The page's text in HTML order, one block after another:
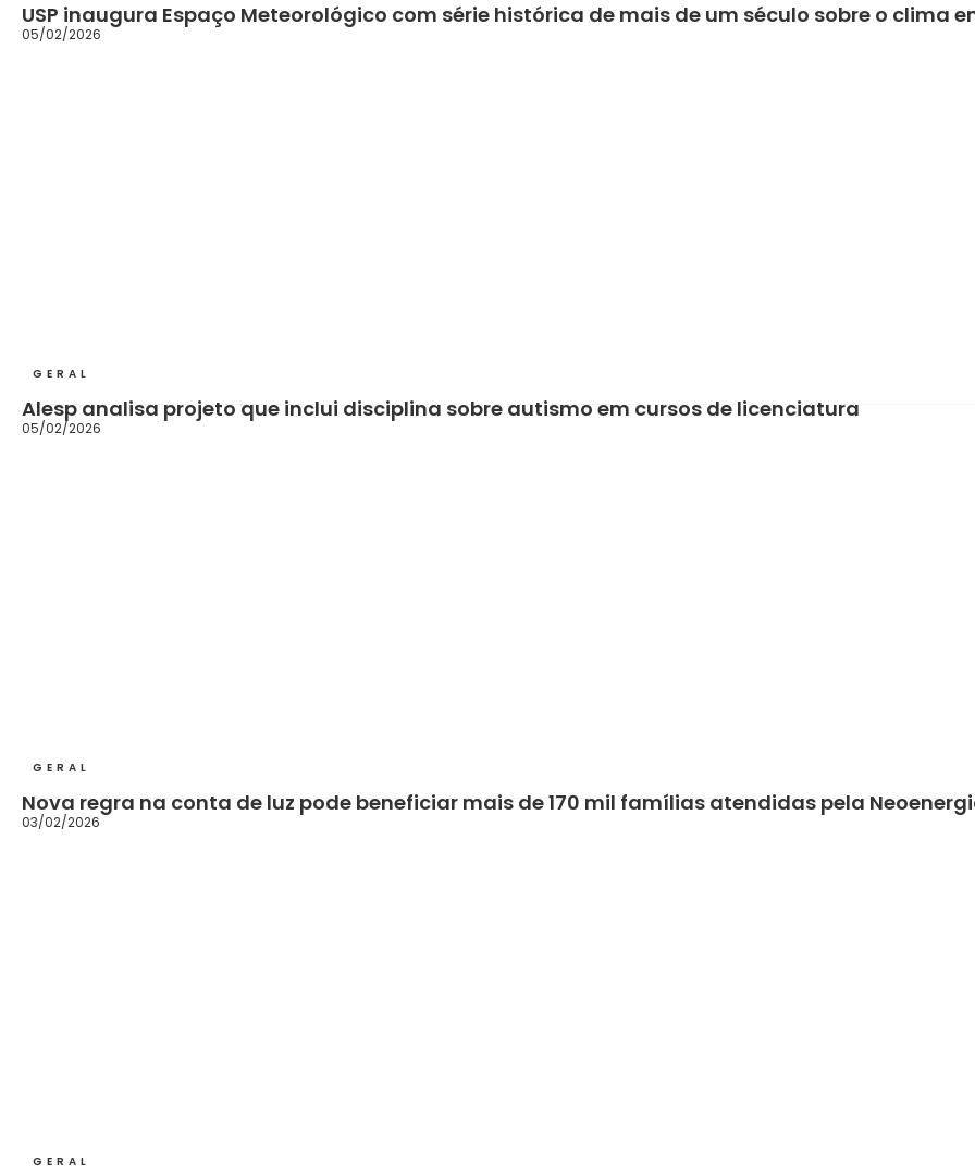
USP inaugura Espaço Meteorológico com série histórica de mais de um século sobre o clima
05/02/2026
GERAL
Alesp analisa projeto que inclui disciplina sobre autismo em cursos de licenciatura
05/02/2026
GERAL
Nova regra na conta de luz pode beneficiar mais de 170 mil famílias atendidas pela
03/02/2026
GERAL